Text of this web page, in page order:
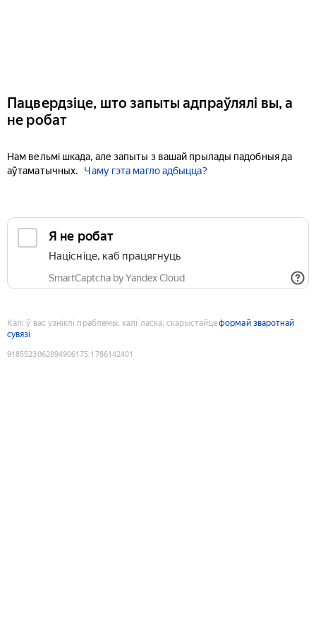
Пацвердзіце, што запыты адпраўлялі вы, а
не робат
Нам вельмі шкада, але запыты з вашай прылады падобныя да
аўтаматычных.
Чаму гэта магло адбыцца?
Я не робат
Націсніце, каб працягнуць
SmartCaptcha by Yandex Cloud
Калі ў вас узніклі праблемы, калі ласка, скарыстайцеформай зваротнай
сувязі
9185523062894906175:1786142401